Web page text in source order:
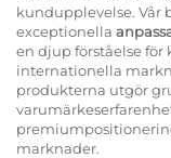
kundupplevelse. Vår
exceptionella
en djup förståelse för
internationella
produkterna utgör
marknader.